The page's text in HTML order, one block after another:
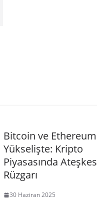
Bitcoin ve Ethereum
Yükselişte: Kripto
Piyasasında Ateşkes
Rüzgarı
30 Haziran 2025